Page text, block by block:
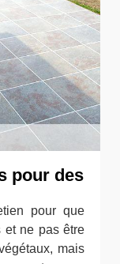
pour des
pour que
et ne pas être
mais